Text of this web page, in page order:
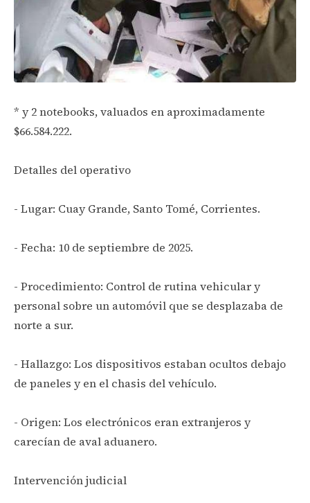
* y 2 notebooks, valuados en aproximadamente
$66.584.222.
Detalles del operativo
- Lugar: Cuay Grande, Santo Tomé, Corrientes.
- Fecha: 10 de septiembre de 2025.
- Procedimiento: Control de rutina vehicular y
personal sobre un automóvil que se desplazaba de
norte a sur.
- Hallazgo: Los dispositivos estaban ocultos debajo
de paneles y en el chasis del vehículo.
- Origen: Los electrónicos eran extranjeros y
carecían de aval aduanero.
Intervención judicial